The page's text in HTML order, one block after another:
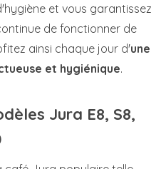
et vous garantissez
de fonctionner de
ainsi chaque jour d'une
et hygiénique.
Jura E8, S8,